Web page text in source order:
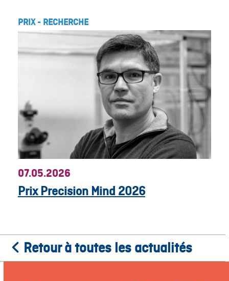
PRIX - RECHERCHE
07.05.2026
Prix Precision Mind 2026
Retour à toutes les actualités